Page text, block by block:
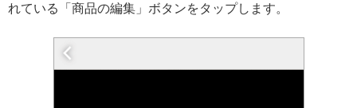
れている「商品の編集」ボタンをタップします。